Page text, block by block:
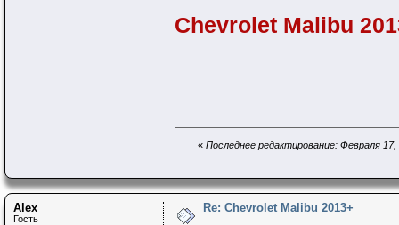
Chevrolet Malibu
« Последнее редактирование: Февраля
Alex
Гость
Re: Chevrolet Malibu 2013+